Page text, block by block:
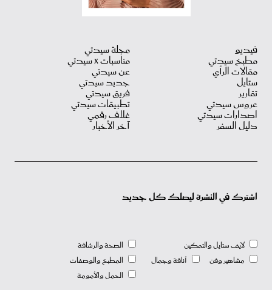
فيديو
مطبخ سيدتي
مقالات الرأي
ستايل
تقارير
عروس سيدتي
اصدارات سيدتي
دليل السفر
مجلة سيدتي
مناسبات X سيدتي
عن سيدتي
جديد سيدتي
فريق سيدتي
تطبيقات سيدتي
غلاف رقمي
آخر الأخبار
اشترك في النشرة ليصلك كل جديد
لايف ستايل والتمكين
مشاهير وفن
أناقة وجمال
الصحة والرشاقة
المطبخ والوصفات
الحمل والأمومة